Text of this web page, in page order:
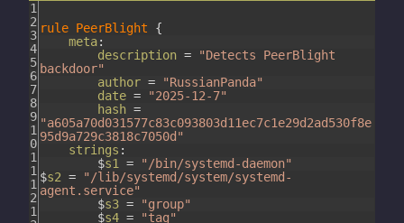
1
2
3
4
5
6
7
8
9
1
0
1
1
1
2
1
rule PeerBlight
{
meta:
description =
"Detects PeerBlight
backdoor"
author =
"RussianPanda"
date =
"2025-12-7"
hash =
"a605a70d031577c83c093803d11ec7c1e29d2ad530f8e
95d9a729c3818c7050d"
strings :
$s1 =
"/bin/systemd-daemon"
$s2 =
"/lib/systemd/system/systemd-
agent.service"
$s3 =
"group"
$s4 =
"tag"